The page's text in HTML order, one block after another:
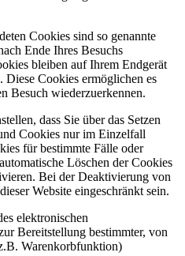
Cookies sind so genannte
Ende Ihres Besuchs
bleiben auf Ihrem Endgerät
Diese Cookies ermöglichen es
Besuch wiederzuerkennen.
dass Sie über das Setzen
Cookies nur im Einzelfall
für bestimmte Fälle oder
Löschen der Cookies
Bei der Deaktivierung von
Website eingeschränkt sein.
elektronischen
Bereitstellung bestimmter, von
Warenkorbfunktion)